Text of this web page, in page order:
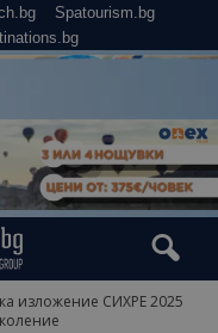
Spatourism.bg
изложение СИХРЕ 2025